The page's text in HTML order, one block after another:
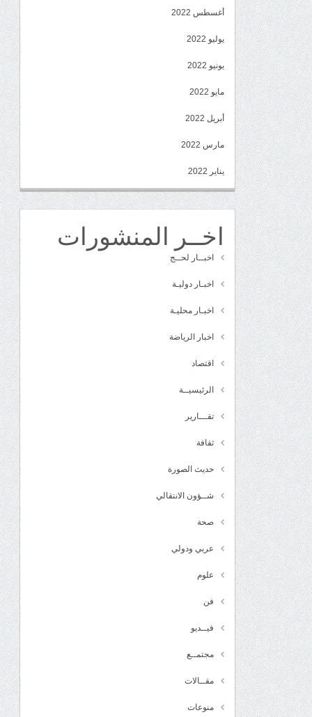
أغسطس 2022
يوليو 2022
يونيو 2022
مايو 2022
أبريل 2022
مارس 2022
يناير 2022
اخــر المنشورات
اخبــار لحــج
اخبـار دوليـة
اخبـار محليـة
اخبار الرياضة
اقتصاد
الرئيسيــة
تقـــارير
ثقافة
حديث الصورة
شــؤون الانتقالي
صحة
عربي ودولي
علوم
فن
فيــديو
مجتمــع
مقــالات
منوعات